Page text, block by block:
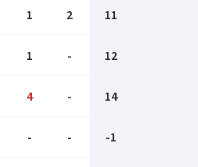
1 2 11
1 - 12
4 - 14
- - -1